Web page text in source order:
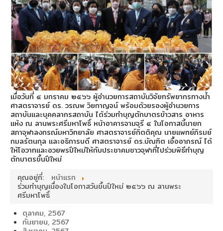
เมื่อวันที่ ๔ มกราคม ๒๕๖๖ ผู้อำนวยการสถาบันวิจัยทรัพยากรทางน้ำ
ศาสตราจารย์ ดร. วรณพ วิยกาญจน์ พร้อมด้วยรองผู้อำนวยการ
สถาบันและบุคคลากรสถาบัน ได้ร่วมทำบุญตักบาตรข้าวสาร อาหาร
แห้ง ณ ลานพระศรีมหาโพธิ์ หน้าอาคารจามจุรี ๔ ในโอกาสนี้นายก
สภาจุฬาลงกรณ์มหาวิทยาลัย ศาสตราจารย์กิตติคุณ นายแพทย์ภิรมย์
กมลรัตนกุล และอธิการบดี ศาสตราจารย์ ดร.บัณฑิต เอื้ออาภรณ์ ได้
ให้โอวาทและอวยพรปีใหม่ให้กับประชาคมชาวจุฬาที่ไปร่วมพิธีทำบุญ
ตักบาตรขึ้นปีใหม่
คุณอยู่ที่:
หน้าแรก
ร่วมทำบุญเนื่องในโอกาสวันขึ้นปีใหม่ ๒๕๖๖ ณ ลานพระ
ศรีมหาโพธิ์
ตุลาคม, 2567
กันยายน, 2567